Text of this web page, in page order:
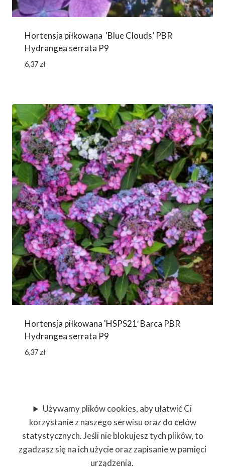
Hortensja piłkowana 'Blue Clouds’ PBR
Hydrangea serrata P9
6,37 zł
Hortensja piłkowana 'HSPS21′ Barca PBR
Hydrangea serrata P9
6,37 zł
Używamy plików cookies, aby ułatwić Ci
korzystanie z naszego serwisu oraz do celów
statystycznych. Jeśli nie blokujesz tych plików, to
zgadzasz się na ich użycie oraz zapisanie w pamięci
urządzenia.